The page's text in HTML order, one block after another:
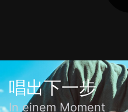
唱出下一步
In einem Moment